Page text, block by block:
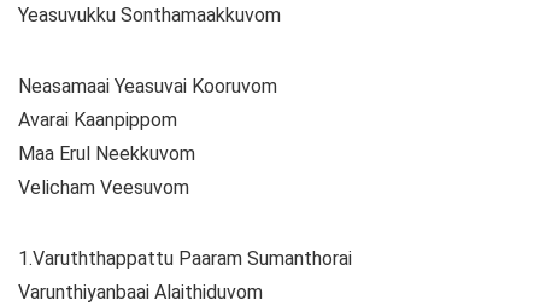
Yeasuvukku Sonthamaakkuvom
Neasamaai Yeasuvai Kooruvom
Avarai Kaanpippom
Maa Erul Neekkuvom
Velicham Veesuvom
1.Varuththappattu Paaram Sumanthorai
Varunthiyanbaai Alaithiduvom